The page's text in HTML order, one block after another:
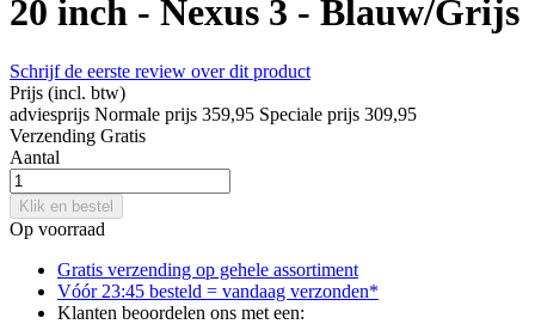
20 inch - Nexus 3 - Blauw/Grijs
Schrijf de eerste review over dit product
Prijs (incl. btw)
adviesprijs Normale prijs 359,95 Speciale prijs 309,95
Verzending Gratis
Aantal
Klik en bestel
Op voorraad
Gratis verzending op gehele assortiment
Vóór 23:45 besteld = vandaag verzonden*
Klanten beoordelen ons met een: